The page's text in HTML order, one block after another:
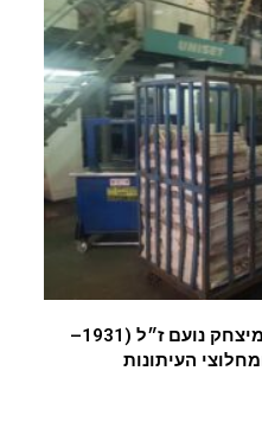
העיר אילת תיפרד ( חמישי) מיצחק נועם ז״ל (1931–
ומחלוצי העיתונות